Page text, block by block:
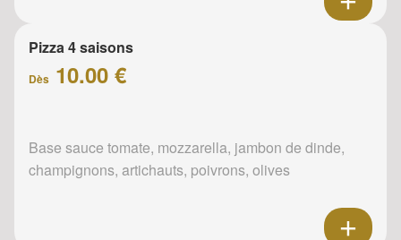
Pizza 4 saisons
Dès 10.00 €
Base sauce tomate, mozzarella, jambon de dinde,
champignons, artichauts, poivrons, olives